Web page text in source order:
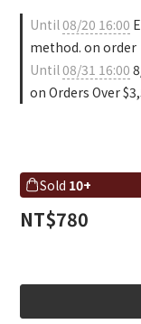
Until08/20 16:00
method. on order
Until08/31 16:00
on Orders Over
Sold 10+
NT$780